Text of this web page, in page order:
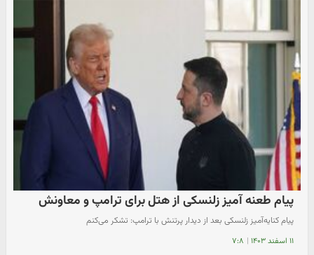
پیام طعنه آمیز زلنسکی از هتل برای ترامپ و معاونش
پیام کنایه‌آمیز زلنسکی بعد از دیدار پرتنش با ترامپ: تشکر می‌کنم
۱۱ اسفند ۱۴۰۳ | ۷:۸